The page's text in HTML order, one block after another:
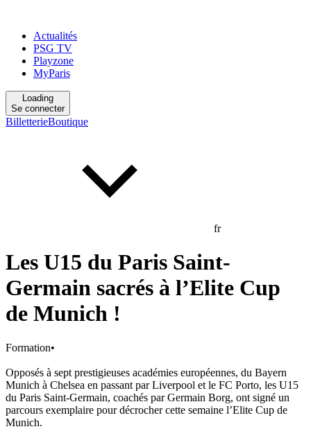
Actualités
PSG TV
Playzone
MyParis
Loading
Se connecter
BilletterieBoutique
fr
Les U15 du Paris Saint-
Germain sacrés à l’Elite Cup
de Munich !
Formation•
Opposés à sept prestigieuses académies européennes, du Bayern
Munich à Chelsea en passant par Liverpool et le FC Porto, les U15
du Paris Saint-Germain, coachés par Germain Borg, ont signé un
parcours exemplaire pour décrocher cette semaine l’Elite Cup de
Munich.